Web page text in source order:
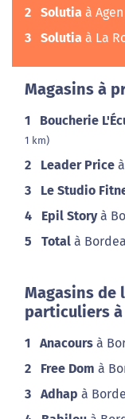
2 Solutia à Agen
3 Solutia à La
Magasins à
1 Boucherie
1 km)
2 Leader Price
3 Le Studio
4 Epil Storyà
5 Total à
Magasins de
particuliers
1 Anacours à
2 Free Dom à
3 Adhap à